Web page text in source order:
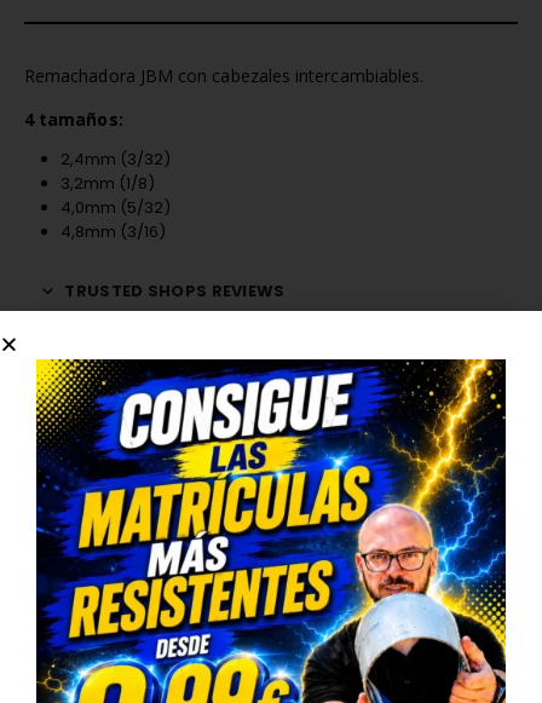
Remachadora JBM con cabezales intercambiables.
4 tamaños:
2,4mm (3/32)
3,2mm (1/8)
4,0mm (5/32)
4,8mm (3/16)
TRUSTED SHOPS REVIEWS
Consulta de un Pedido
pedidos@teamcarengine.com
Contáctanos
678983500
Horario Atención Telefónica